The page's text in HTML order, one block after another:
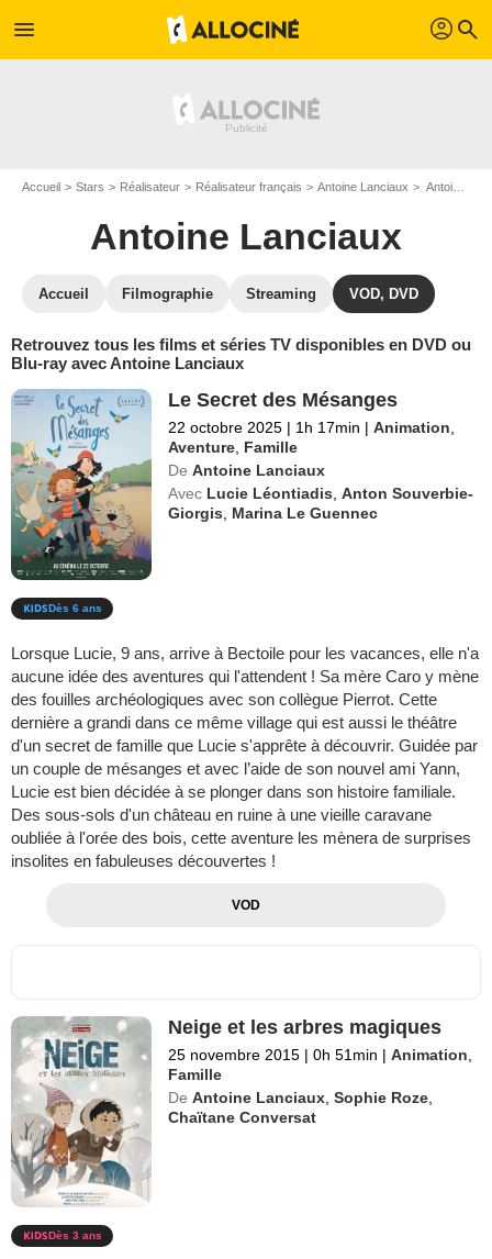
menu profil search
Accueil Stars Réalisateur Réalisateur français Antoine Lanciaux Antoine Lanciaux : ses Blu-Ray, DVD, VOD, SVOD
Antoine Lanciaux
Accueil Filmographie Streaming VOD, DVD
Retrouvez tous les films et séries TV disponibles en DVD ou
Blu-ray avec Antoine Lanciaux
Le Secret des Mésanges
22 octobre 2025 | 1h 17min | Animation
Aventure Famille
De Antoine Lanciaux
Avec Lucie Léontiadis ,Anton Souverbie-
Giorgis
Marina Le Guennec
Dès 6 ans
Lorsque Lucie, 9 ans, arrive à Bectoile pour les vacances, elle n'a
aucune idée des aventures qui l'attendent ! Sa mère Caro y mène
des fouilles archéologiques avec son collègue Pierrot. Cette
dernière a grandi dans ce même village qui est aussi le théâtre
d'un secret de famille que Lucie s'apprête à découvrir. Guidée par
un couple de mésanges et avec l’aide de son nouvel ami Yann,
Lucie est bien décidée à se plonger dans son histoire familiale.
Des sous-sols d'un château en ruine à une vieille caravane
oubliée à l'orée des bois, cette aventure les mènera de surprises
insolites en fabuleuses découvertes !
VOD
Neige et les arbres magiques
25 novembre 2015 | 0h 51min | Animation
Famille
De Antoine Lanciaux ,Sophie Roze
Chaïtane Conversat
Dès 3 ans